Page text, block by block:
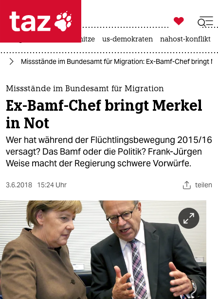
 taz zahl ich
taz zahl ich
themen
politik
öko
gesellschaft
sport
berlin
nord
wahrheit
verlag

taz zahl ich
hitze us-demokraten nahost-konflikt
Missstände im Bundesamt für Migration: Ex-Bamf-Chef bringt
Missstände im Bundesamt für Migration
Ex-Bamf-Chef bringt Merkel
in Not
Wer hat während der Flüchtlingsbewegung 2015/16
versagt? Das Bamf oder die Politik? Frank-Jürgen
Weise macht der Regierung schwere Vorwürfe.
3.6.2018 15:24 Uhr teilen